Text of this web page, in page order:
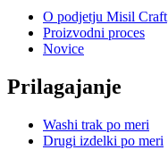
O podjetju Misil Craft
Proizvodni proces
Novice
Prilagajanje
Washi trak po meri
Drugi izdelki po meri